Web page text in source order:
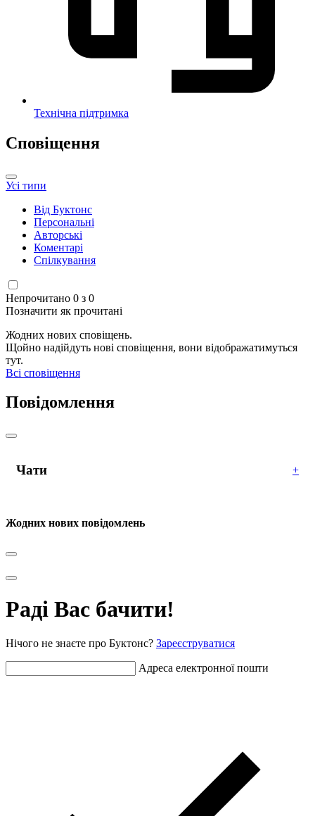
Технічна підтримка
Сповіщення
Усі типи
Від Буктонс
Персональні
Авторські
Коментарі
Спілкування
Непрочитано 0 з 0
Позначити як прочитані
Жодних нових сповіщень.
Щойно надійдуть нові сповіщення, вони відображатимуться
тут.
Всі сповіщення
Повідомлення
Чати +
Жодних нових повідомлень
Раді Вас бачити!
Нічого не знаєте про Буктонс? Зареєструватися
Адреса електронної пошти